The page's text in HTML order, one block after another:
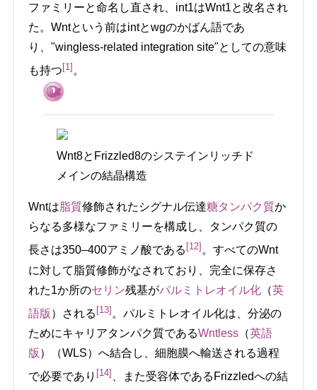
ファミリーと命名し直され、int1はWnt1と改名され
た。Wntという前はintとwgのかばん語であ
り、"wingless-related integration site"としての意味
も持つ [1] 。
Wnt8とFrizzled8のシステインリッチド
メインの結晶構造
Wntは 脂質修飾されたシグナル伝達糖タンパク質か
らなる多様なファミリーを構成し、タンパク質の
長さは350–400アミノ酸である [12] 。すべてのWnt
に対して脂質修飾がなされており、完全に保存さ
れた1か所のセリン残基がパルミトレオイル化 （英
語版 ） される [13] 。パルミトレオイル化は、分泌の
ためにキャリアタンパク質であるWntless （英語
版 ）
（WLS）へ結合し、細胞膜へ輸送される過程
で必要であり [14]
、また受容体であるFrizzledへの結